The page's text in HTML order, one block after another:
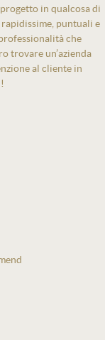
in qualcosa di
puntuali e
che
trovare un’azienda
al cliente in